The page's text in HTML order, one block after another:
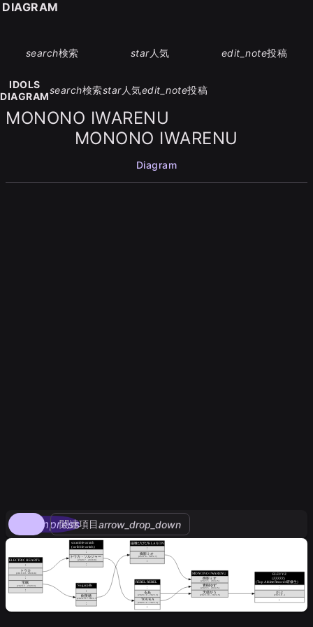
search検索 star人気 edit_note投稿
IDOLS
DIAGRAM
search検索star人気edit_note投稿
MONONO IWARENU
MONONO IWARENU
Diagram
compress
関連項目arrow_drop_down